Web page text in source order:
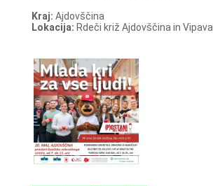
Kraj: Ajdovščina
Lokacija: Rdeči križ Ajdovščina in Vipava